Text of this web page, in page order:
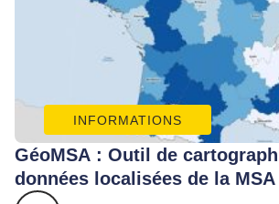
INFORMATIONS
GéoMSA : Outil de
données localisées de la MSA